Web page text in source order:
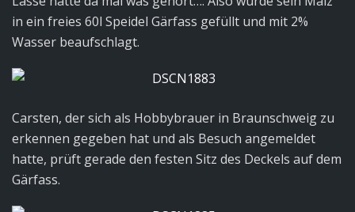
in ein freies 60l Speidel Gärfass gefüllt und mit 2%
Wasser beaufschlagt.
Carsten, der sich als Hobbybrauer in Braunschweig zu
erkennen gegeben hat und als Besuch angemeldet
hatte, prüft gerade den festen Sitz des Deckels auf dem
Gärfass.